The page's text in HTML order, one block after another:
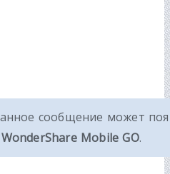
сообщение может
WonderShare Mobile GO.